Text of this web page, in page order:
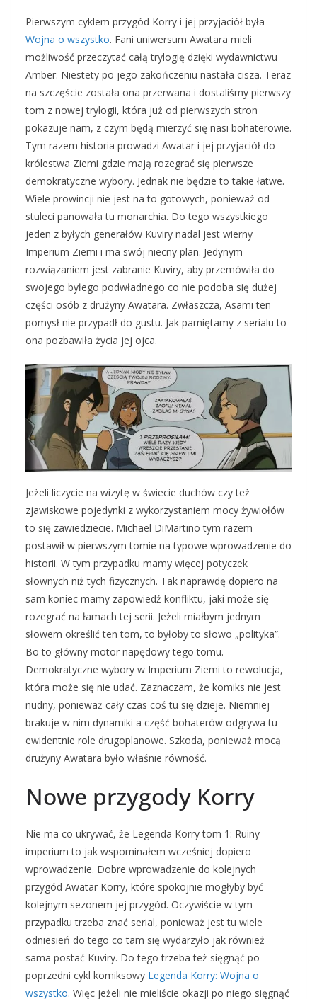
Pierwszym cyklem przygód Korry i jej przyjaciół była
Wojna o wszystko. Fani uniwersum Awatara mieli
możliwość przeczytać całą trylogię dzięki wydawnictwu
Amber. Niestety po jego zakończeniu nastała cisza. Teraz
na szczęście została ona przerwana i dostaliśmy pierwszy
tom z nowej trylogii, która już od pierwszych stron
pokazuje nam, z czym będą mierzyć się nasi bohaterowie.
Tym razem historia prowadzi Awatar i jej przyjaciół do
królestwa Ziemi gdzie mają rozegrać się pierwsze
demokratyczne wybory. Jednak nie będzie to takie łatwe.
Wiele prowincji nie jest na to gotowych, ponieważ od
stuleci panowała tu monarchia. Do tego wszystkiego
jeden z byłych generałów Kuviry nadal jest wierny
Imperium Ziemi i ma swój niecny plan. Jedynym
rozwiązaniem jest zabranie Kuviry, aby przemówiła do
swojego byłego podwładnego co nie podoba się dużej
części osób z drużyny Awatara. Zwłaszcza, Asami ten
pomysł nie przypadł do gustu. Jak pamiętamy z serialu to
ona pozbawiła życia jej ojca.
Jeżeli liczycie na wizytę w świecie duchów czy też
zjawiskowe pojedynki z wykorzystaniem mocy żywiołów
to się zawiedziecie. Michael DiMartino tym razem
postawił w pierwszym tomie na typowe wprowadzenie do
historii. W tym przypadku mamy więcej potyczek
słownych niż tych fizycznych. Tak naprawdę dopiero na
sam koniec mamy zapowiedź konfliktu, jaki może się
rozegrać na łamach tej serii. Jeżeli miałbym jednym
słowem określić ten tom, to byłoby to słowo „polityka”.
Bo to główny motor napędowy tego tomu.
Demokratyczne wybory w Imperium Ziemi to rewolucja,
która może się nie udać. Zaznaczam, że komiks nie jest
nudny, ponieważ cały czas coś tu się dzieje. Niemniej
brakuje w nim dynamiki a część bohaterów odgrywa tu
ewidentnie role drugoplanowe. Szkoda, ponieważ mocą
drużyny Awatara było właśnie równość.
Nowe przygody Korry
Nie ma co ukrywać, że Legenda Korry tom 1: Ruiny
imperium to jak wspominałem wcześniej dopiero
wprowadzenie. Dobre wprowadzenie do kolejnych
przygód Awatar Korry, które spokojnie mogłyby być
kolejnym sezonem jej przygód. Oczywiście w tym
przypadku trzeba znać serial, ponieważ jest tu wiele
odniesień do tego co tam się wydarzyło jak również
sama postać Kuviry. Do tego trzeba też sięgnąć po
poprzedni cykl komiksowy Legenda Korry: Wojna o
wszystko. Więc jeżeli nie mieliście okazji po niego sięgnąć